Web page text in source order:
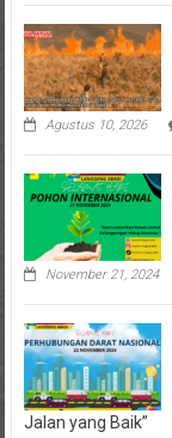
Agustus 10, 2026
November 21, 2024
Jalan yang Baik”